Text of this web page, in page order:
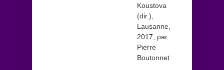
Koustova
(dir.),
Lausanne,
2017, par
Pierre
Boutonnet